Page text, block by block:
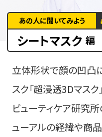
あの人に聞いてみよう
シートマスク 編
立体形状で顔の凹凸
スク「超浸透3Dマス
ビューティケア研究
ューアルの経緯や商